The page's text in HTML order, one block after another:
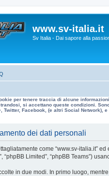
www.sv-italia.it
Sv Italia - Dai sapore alla
per tenere traccia di alcune
si accettano queste condizioni.
Twitter, Facebook, (e altri Social
dei dati personali
come “www.sv-italia.it” ed
“phpBB Limited”, “phpBB Teams”)
in due modi. In primo luogo,